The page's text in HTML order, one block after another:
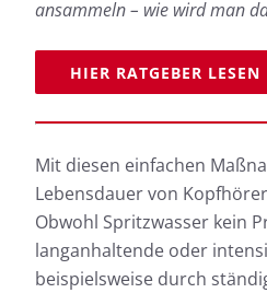
ansammeln – wie wird man
HIER RATGEBER LESEN
Mit diesen einfachen
Lebensdauer von
Obwohl Spritzwasser kein
langanhaltende oder
beispielsweise durch